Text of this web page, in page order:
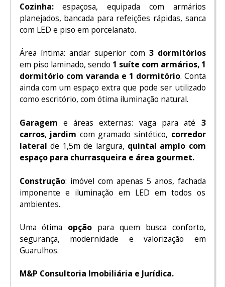
Cozinha:espaçosa, equipada com armários
planejados, bancada para refeições rápidas, sanca
com LED e piso em porcelanato.
Área íntima: andar superior com 3 dormitórios
em piso laminado, sendo 1 suíte com armários, 1
dormitório com varanda e 1 dormitório. Conta
ainda com um espaço extra que pode ser utilizado
como escritório, com ótima iluminação natural.
Garagem e áreas externas: vaga para até 3
carros, jardim com gramado sintético, corredor
lateral de 1,5m de largura, quintal amplo com
espaço para churrasqueira e área gourmet.
Construção: imóvel com apenas 5 anos, fachada
imponente e iluminação em LED em todos os
ambientes.
Uma ótima opção para quem busca conforto,
segurança, modernidade e valorização em
Guarulhos.
M&P Consultoria Imobiliária e Jurídica.